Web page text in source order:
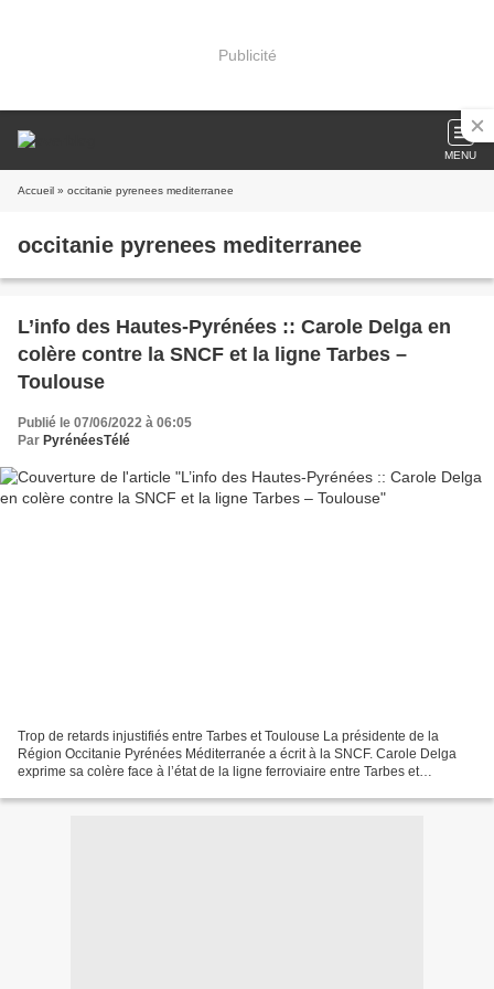
Publicité
MENU
Accueil » occitanie pyrenees mediterranee
occitanie pyrenees mediterranee
L’info des Hautes-Pyrénées :: Carole Delga en
colère contre la SNCF et la ligne Tarbes –
Toulouse
Publié le 07/06/2022 à 06:05
Par PyrénéesTélé
Trop de retards injustifiés entre Tarbes et Toulouse La présidente de la
Région Occitanie Pyrénées Méditerranée a écrit à la SNCF. Carole Delga
exprime sa colère face à l’état de la ligne ferroviaire entre Tarbes et